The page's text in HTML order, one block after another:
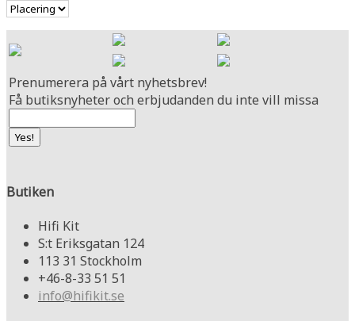
Prenumerera på vårt nyhetsbrev!
Få butiksnyheter och erbjudanden du inte vill missa
Butiken
Hifi Kit
S:t Eriksgatan 124
113 31 Stockholm
+46-8-33 51 51
info@hifikit.se